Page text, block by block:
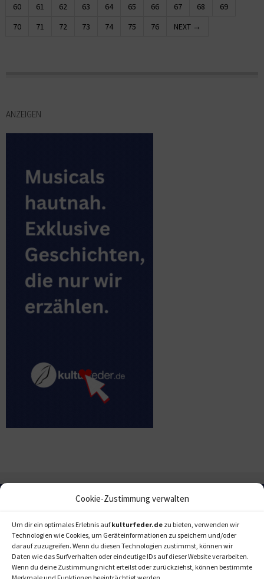
Cookie-Zustimmung verwalten
Um dir ein optimales Erlebnis aufkulturfeder.de zu bieten, verwenden wir
Technologien wie Cookies, um Geräteinformationen zu speichern und/oder
darauf zuzugreifen. Wenn du diesen Technologien zustimmst, können wir
Daten wie das Surfverhalten oder eindeutige IDs auf dieser Website verarbeiten.
Wenn du deine Zustimmung nicht erteilst oder zurückziehst, können bestimmte
60
61 62 63 64 65 66 67 68
69
70
71 72 73 74 75 76 NEXT →
ANZEIGEN